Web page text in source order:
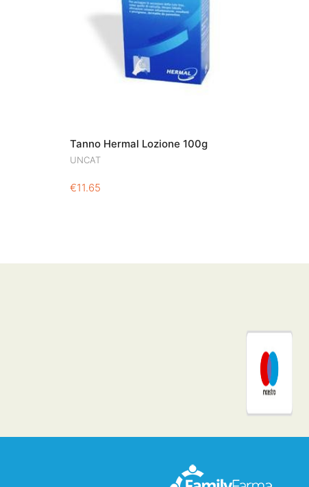
Tanno Hermal Lozione 100g
UNCAT
€11.65